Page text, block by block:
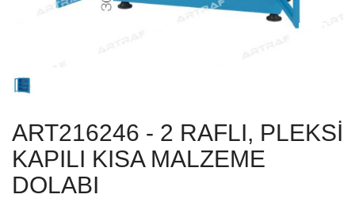
ART216246 - 2 RAFLI, PLEKSİ
KAPILI KISA MALZEME
DOLABI